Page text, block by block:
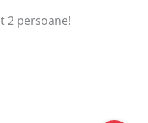
2 persoane!